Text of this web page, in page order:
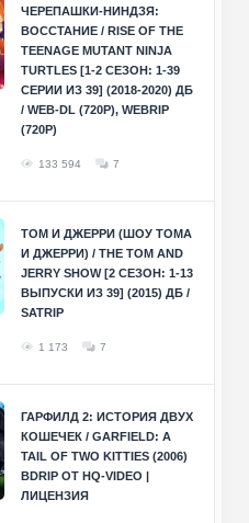
ЧЕРЕПАШКИ-НИНДЗЯ:
ВОССТАНИЕ / RISE OF THE
TEENAGE MUTANT NINJA
TURTLES [1-2 СЕЗОН: 1-39
СЕРИИ ИЗ 39] (2018-2020) ДБ
/ WEB-DL (720P), WEBRIP
(720P)
133 594 7
ТОМ И ДЖЕРРИ (ШОУ ТОМА
И ДЖЕРРИ) / THE TOM AND
JERRY SHOW [2 СЕЗОН: 1-13
ВЫПУСКИ ИЗ 39] (2015) ДБ /
SATRIP
1 173 7
ГАРФИЛД 2: ИСТОРИЯ ДВУХ
КОШЕЧЕК / GARFIELD: A
TAIL OF TWO KITTIES (2006)
BDRIP ОТ HQ-VIDEO |
ЛИЦЕНЗИЯ